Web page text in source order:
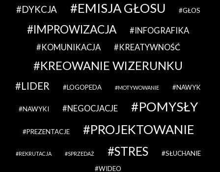
DYKCJA EMISJA GŁOSU GŁOS
IMPROWIZACJA
INFOGRAFIKA
KOMUNIKACJA
KREATYWNOŚĆ
KREOWANIE WIZERUNKU
LIDER LOGOPEDA MOTYWOWANIE NAWYK
NAWYKI NEGOCJACJE POMYSŁY
PREZENTACJE PROJEKTOWANIE
REKRUTACJA SPRZEDAŻ STRES
SŁUCHANIE
WIDEO